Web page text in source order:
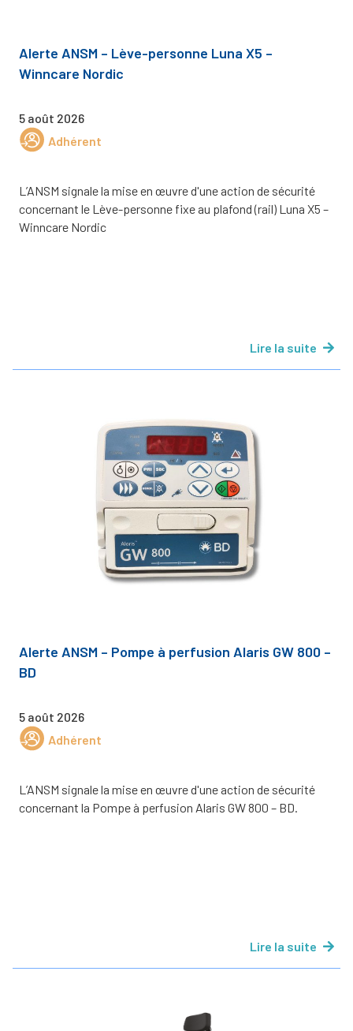
Alerte ANSM – Lève-personne Luna X5 –
Winncare Nordic
5 août 2026
Adhérent
L’ANSM signale la mise en œuvre d'une action de sécurité
concernant le Lève-personne fixe au plafond (rail) Luna X5 –
Winncare Nordic
Lire la suite
Alerte ANSM – Pompe à perfusion Alaris GW 800 –
BD
5 août 2026
Adhérent
L’ANSM signale la mise en œuvre d'une action de sécurité
concernant la Pompe à perfusion Alaris GW 800 – BD.
Lire la suite